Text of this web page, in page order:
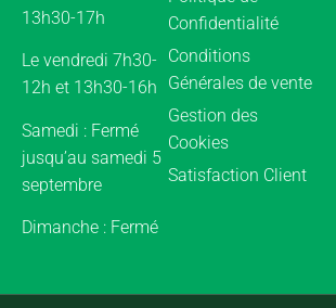
13h30-17h
Le vendredi 7h30-
12h et 13h30-16h
Samedi : Fermé
jusqu’au samedi 5
septembre
Dimanche : Fermé
Confidentialité
Conditions
Générales de vente
Gestion des
Cookies
Satisfaction Client